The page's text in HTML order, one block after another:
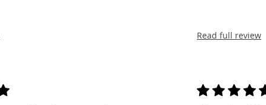
Read full review